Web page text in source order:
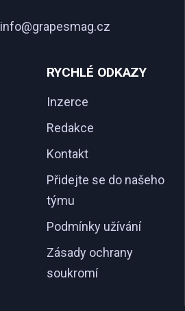
info@grapesmag.cz
RYCHLÉ ODKAZY
Inzerce
Redakce
Kontakt
Přidejte se do našeho
týmu
Podmínky užívání
Zásady ochrany
soukromí